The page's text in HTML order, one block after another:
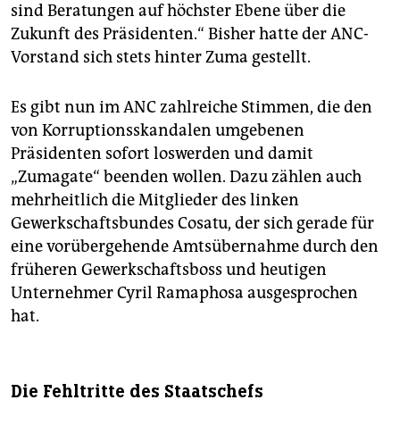
sind Beratungen auf höchster Ebene über die
Zukunft des Präsidenten.“ Bisher hatte der ANC-
Vorstand sich stets hinter Zuma gestellt.
Es gibt nun im ANC zahlreiche Stimmen, die den
von Korruptionsskandalen umgebenen
Präsidenten sofort loswerden und damit
„Zumagate“ beenden wollen. Dazu zählen auch
mehrheitlich die Mitglieder des linken
Gewerkschaftsbundes Cosatu, der sich gerade für
eine vorübergehende Amtsübernahme durch den
früheren Gewerkschaftsboss und heutigen
Unternehmer Cyril Ramaphosa ausgesprochen
hat.
Die Fehltritte des Staatschefs